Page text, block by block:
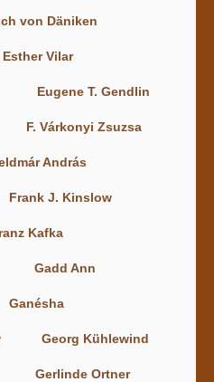
von Däniken
Esther Vilar
Eugene T. Gendlin
F. Várkonyi Zsuzsa
András
Frank J. Kinslow
Kafka
Gadd Ann
Ganésha
Georg Kühlewind
Gerlinde Ortner